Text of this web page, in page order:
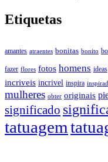
Etiquetas
amantes atraentes bonitas bonito
fazer flores fotos homens ideas
incriveis incrivel inspira
mulheres obter originais
significado
tatuagem